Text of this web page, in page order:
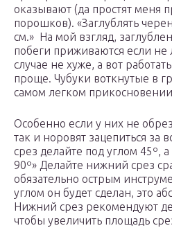
оказывают (да простят меня
порошков). «Заглублять
см.» На мой взгляд,
побеги приживаются если не
случае не хуже, а вот
проще. Чубуки воткнутые в
самом легком прикосновении
Особенно если у них не
так и норовят зацепиться за
срез делайте под углом 45º,
90º» Делайте нижний срез
обязательно острым
углом он будет сделан, это
Нижний срез рекомендуют
чтобы увеличить площадь